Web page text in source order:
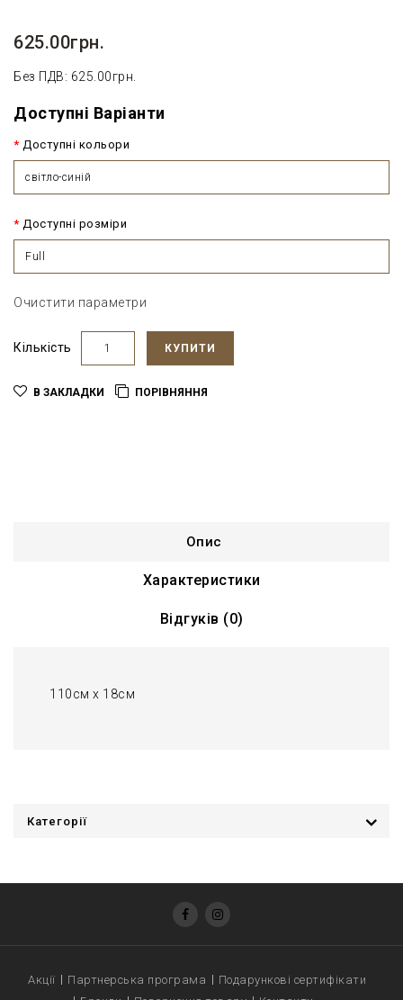
625.00грн.
Без ПДВ: 625.00грн.
Доступні Варіанти
Доступні кольори
світло-синій
Доступні розміри
Full
Очистити параметри
Кількість КУПИТИ
В ЗАКЛАДКИ ПОРІВНЯННЯ
Опис
Характеристики
Відгуків (0)
110см x 18см
Категорії
Акції Партнерська програма
Подарункові сертифікати